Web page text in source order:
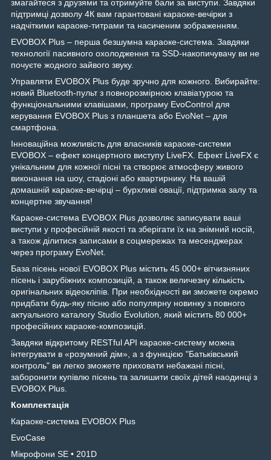
змагайтеся з друзями та отримуйте бали за виступи. Завдяки
підтримці дозволу 4К вам гарантовані караоке-вечірки з
надчіткими караоке-титрами та насиченим зображенням.
EVOBOX Plus – перша безшумна караоке-система. Завдяки
технології пасивного охолодження та SSD-накопичувачу ви не
почуєте жодного зайвого звуку.
Управляти EVOBOX Plus буде зручно для кожного. Вибирайте:
новий Bluetooth-пульт з повнорозмірною клавіатурою та
функціональними клавішами, програму EvoControl для
керування EVOBOX Plus з планшета або EvoNet – для
смартфона.
Інноваційна можливість для власників караоке-системи
EVOBOX – ефект концертного виступу LiveFX. Ефект LiveFX є
унікальним для кожної пісні та створює атмосферу живого
виконання на шоу, стадіоні або квартирнику. На вашій
домашній караоке-вечірці – бурхливі овації, підтримка залу та
концертне звучання!
Караоке-система EVOBOX Plus дозволяє записувати ваші
виступи у професійній якості та зберігати їх на знімний носій,
а також ділитися записами в соцмережах та месенджерах
через програму EvoNet.
База пісень нової EVOBOX Plus містить 45 000+ вітчизняних
пісень і зарубіжних композицій, а також величезну кількість
оригінальних відеокліпів. При необхідності ви зможете окремо
придбати будь-яку пісню або популярну новинку з повного
актуального каталогу Studio Evolution, який містить 80 000+
професійних караоке-композицій.
Завдяки відкритому RESTful API караоке-систему можна
інтегрувати в «розумний дім», а з функцією "Батьківський
контроль" ви легко зможете приховати небажані пісні,
заборонити купівлю пісень та залишити своїх дітей наодинці з
EVOBOX Plus.
Комплектація
Караоке-система EVOBOX Plus
EvoCase
Мікрофони SE • 201D